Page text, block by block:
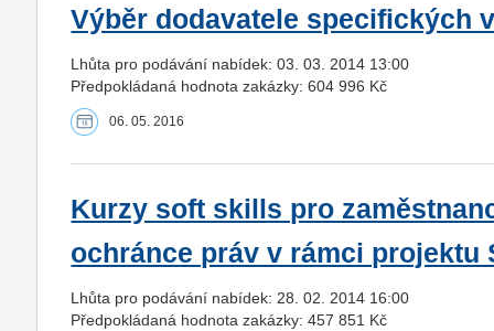
Výběr dodavatele specifických
Lhůta pro podávání nabídek: 03. 03. 2014 13:00
Předpokládaná hodnota zakázky: 604 996 Kč
06. 05. 2016
Kurzy soft skills pro
ochránce práv v rámci projektu
Lhůta pro podávání nabídek: 28. 02. 2014 16:00
Předpokládaná hodnota zakázky: 457 851 Kč